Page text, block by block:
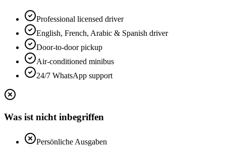
Professional licensed driver
English, French, Arabic & Spanish driver
Door-to-door pickup
Air-conditioned minibus
24/7 WhatsApp support
Was ist nicht inbegriffen
Persönliche Ausgaben